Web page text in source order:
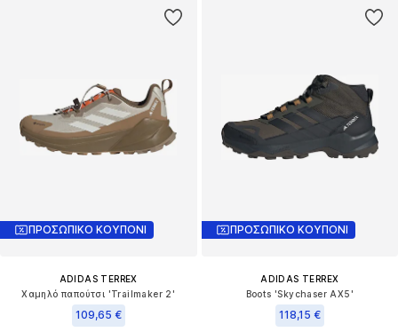
ΠΡΟΣΩΠΙΚΟ ΚΟΥΠΟΝΙ
ADIDAS TERREX
Χαμηλό παπούτσι 'Trailmaker 2'
109,65 €
ΠΡΟΣΩΠΙΚΟ ΚΟΥΠΟΝΙ
ADIDAS TERREX
Boots 'Skychaser AX5'
118,15 €